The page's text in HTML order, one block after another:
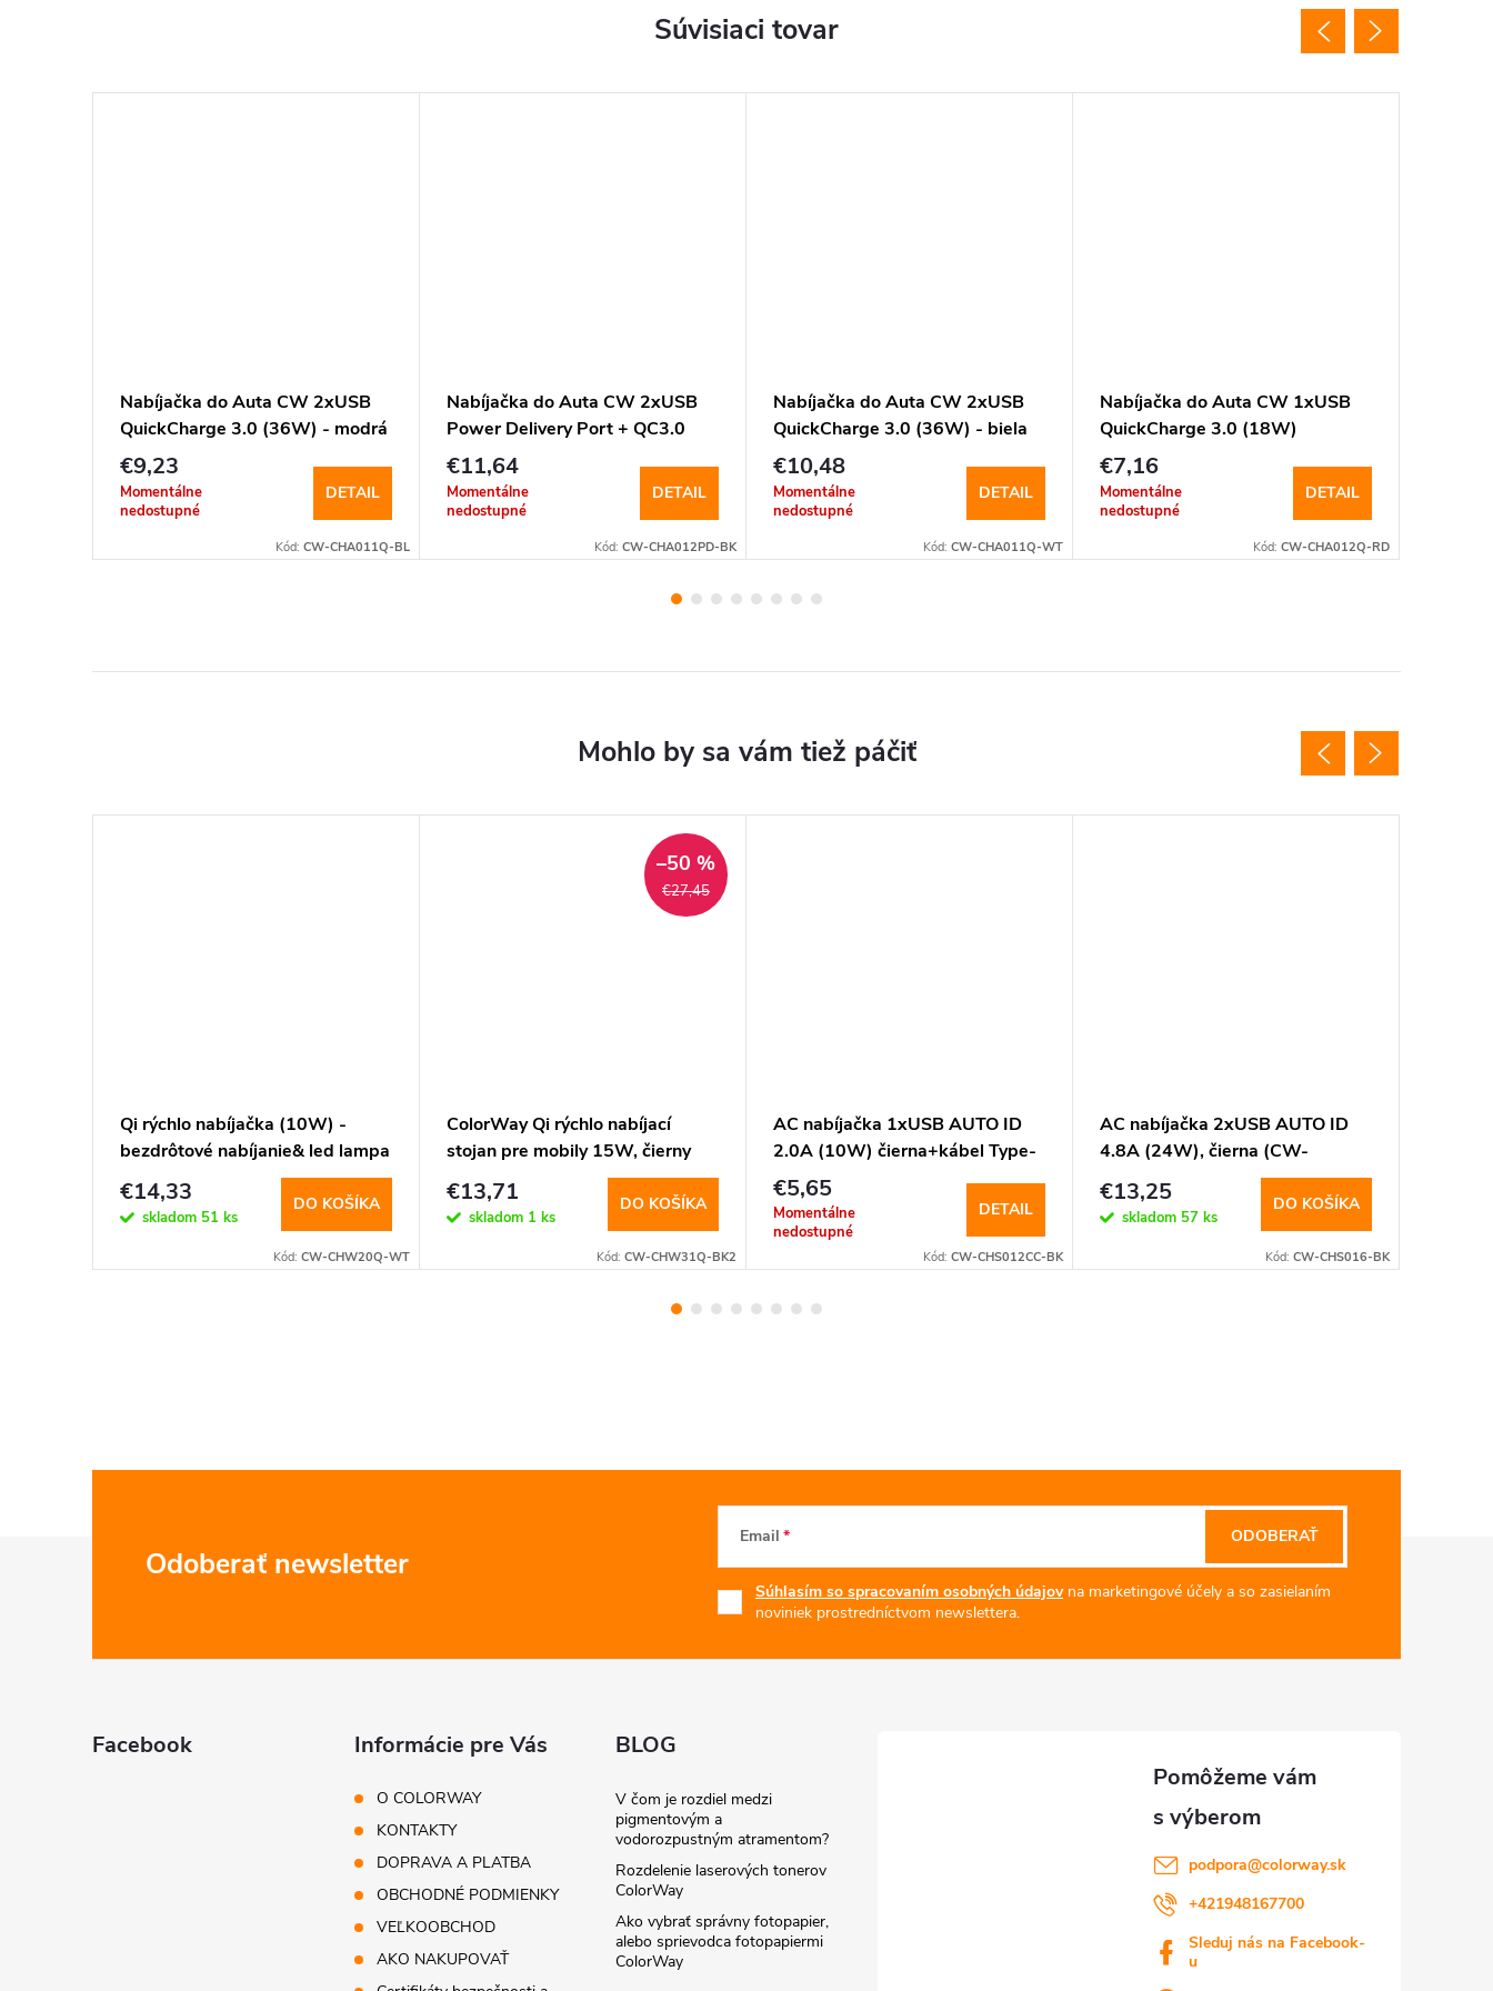
Súvisiaci tovar
Nabíjačka do Auta CW 2xUSB
QuickCharge 3.0 (36W) - modrá
€9,23
Momentálne
nedostupné
DETAIL
Kód: CW-CHA011Q-BL
Nabíjačka do Auta CW 2xUSB
Power Delivery Port + QC3.0
(36W) Type-C
€11,64
Momentálne
nedostupné
DETAIL
Kód: CW-CHA012PD-BK
Nabíjačka do Auta CW 2xUSB
QuickCharge 3.0 (36W) - biela
€10,48
Momentálne
nedostupné
DETAIL
Kód: CW-CHA011Q-WT
Nabíjačka do Auta CW 1xUSB
QuickCharge 3.0 (18W)
€7,16
Momentálne
nedostupné
DETAIL
Kód: CW-CHA012Q-RD
Qi rýchlo nabíjačka (10W) -
bezdrôtové nabíjanie& led lampa
(CW-CHW20Q-WT)
€14,33
skladom 51 ks
DO KOŠÍKA
Kód: CW-CHW20Q-WT
€27,45
–50 %
ColorWay Qi rýchlo nabíjací
stojan pre mobily 15W, čierny
(CW-CHW31Q-BK) - poškodený
obal
€13,71
skladom 1 ks
DO KOŠÍKA
Kód: CW-CHW31Q-BK2
AC nabíjačka 1xUSB AUTO ID
2.0A (10W) čierna+kábel Type-
C, 1m (CW-CHS012CC-BK)
€5,65
Momentálne
nedostupné
DETAIL
Kód: CW-CHS012CC-BK
AC nabíjačka 2xUSB AUTO ID
4.8A (24W), čierna (CW-
CHS016-BK)
€13,25
skladom 57 ks
DO KOŠÍKA
Kód: CW-CHS016-BK
Odoberať newsletter
Email
Súhlasím so spracovaním osobných údajovna marketingové účely a so zasielaním
noviniek prostredníctvom newslettera.
ODOBERAŤ
Facebook Informácie pre Vás
O COLORWAY
KONTAKTY
DOPRAVA A PLATBA
OBCHODNÉ PODMIENKY
VEĽKOOBCHOD
AKO NAKUPOVAŤ
BLOG
V čom je rozdiel medzi
pigmentovým a
vodorozpustným atramentom?
Rozdelenie laserových tonerov
ColorWay
Ako vybrať správny fotopapier,
alebo sprievodca fotopapiermi
ColorWay
podpora@colorway.sk
+421948167700
Sleduj nás na Facebook-
u